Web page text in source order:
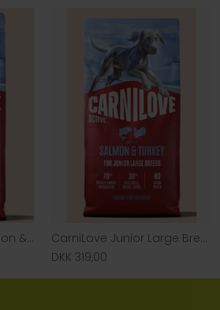
CarniLove Puppy Salmon & Turkey
CarniLove Junior Large Breed Salmon & Turkey
DKK 319,00